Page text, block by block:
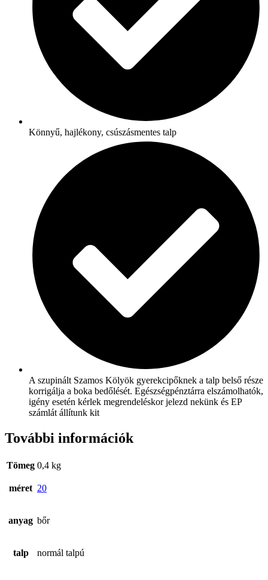
Könnyű, hajlékony, csúszásmentes talp
A szupinált Szamos Kölyök gyerekcipőknek a talp belső része
korrigálja a boka bedőlését. Egészségpénztárra elszámolhatók,
igény esetén kérlek megrendeléskor jelezd nekünk és EP
számlát állítunk kit
További információk
Tömeg 0,4 kg
méret 20
anyag bőr
talp normál talpú